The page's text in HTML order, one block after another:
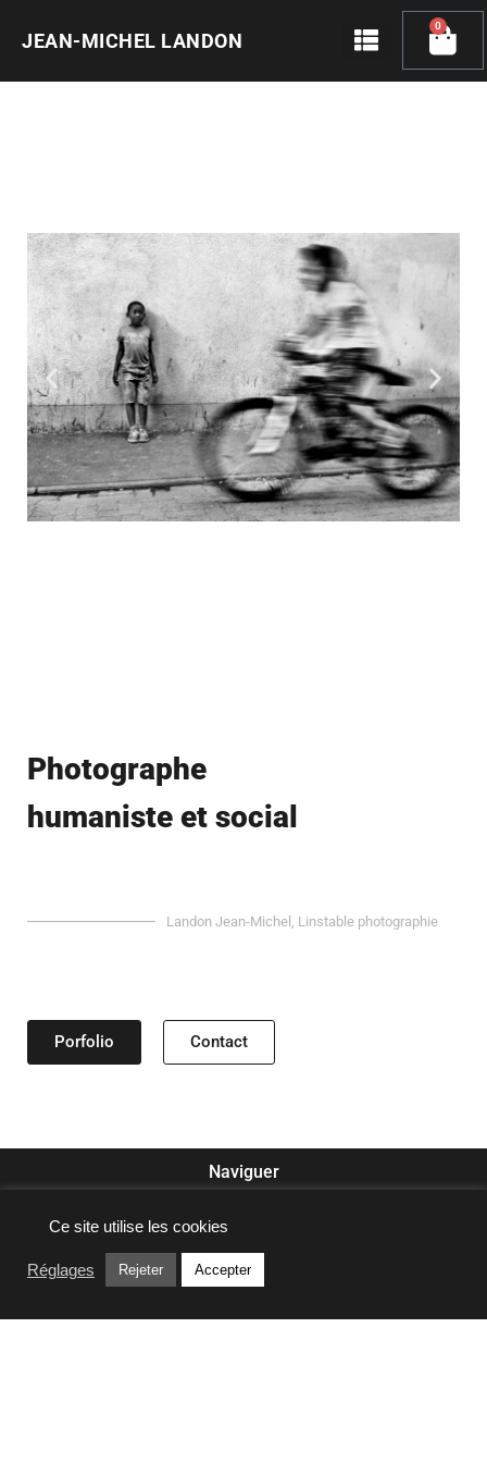
JEAN-MICHEL LANDON
0
Cart
Photographe
humaniste et social
Landon Jean-Michel, Linstable photographie
Porfolio Contact
Naviguer
Liens utiles
Ce site utilise les cookies
Réglages Rejeter Accepter